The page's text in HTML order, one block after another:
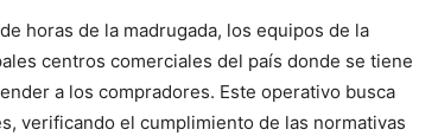
horas de la madrugada, los equipos de la
centros comerciales del país donde se tiene
a los compradores. Este operativo busca
verificando el cumplimiento de las normativas